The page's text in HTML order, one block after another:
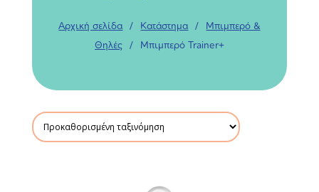
Αρχική σελίδα / Κατάστημα /
Μπιμπερό &
Θηλές
/ Μπιμπερό Trainer+